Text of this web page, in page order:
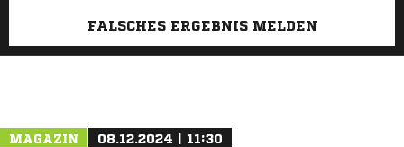
FALSCHES ERGEBNIS MELDEN
MAGAZIN 08.12.2024 | 11:30